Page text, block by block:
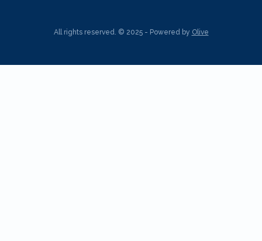
All rights reserved. © 2025 - Powered by Olive